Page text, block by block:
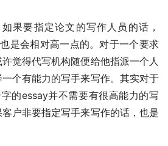
果要指定论文的写作人员的话，
是会相对高一点的。对于一个要求
觉得代写机构随便给他指派一个人
个有能力的写手来写作。其实对于
的essay并不需要有很高能力的写
户非要指定写手来写作的话，也是